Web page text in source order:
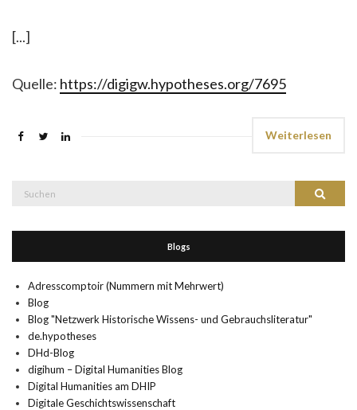
[...]
Quelle: https://digigw.hypotheses.org/7695
Weiterlesen
Suchen
Blogs
Adresscomptoir (Nummern mit Mehrwert)
Blog
Blog "Netzwerk Historische Wissens- und Gebrauchsliteratur"
de.hypotheses
DHd-Blog
digihum – Digital Humanities Blog
Digital Humanities am DHIP
Digitale Geschichtswissenschaft